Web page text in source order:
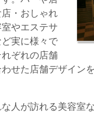
・おしゃれ
やエステサ
実に様々で
ぞれの店舗
せた店舗デザイン
人が訪れる美容室